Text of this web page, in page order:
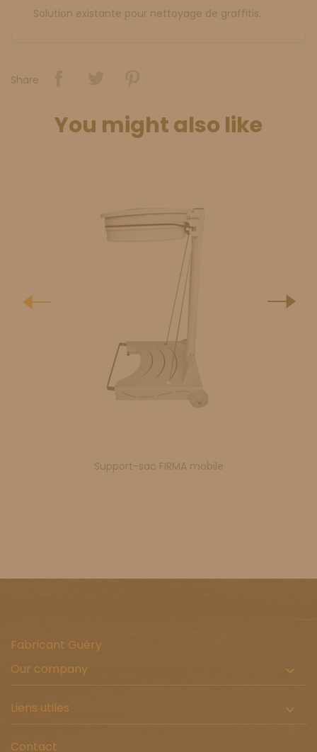
Solution existante pour nettoyage de graffitis.
Share
You might also like
Support-sac FIRMA mobile
Fabricant Guéry
Our company

Liens utiles 
Contact